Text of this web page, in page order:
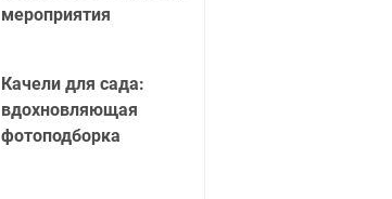
мероприятия
Качели для сада:
вдохновляющая
фотоподборка